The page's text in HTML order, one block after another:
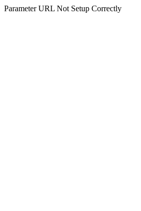
Parameter URL Not Setup Correctly